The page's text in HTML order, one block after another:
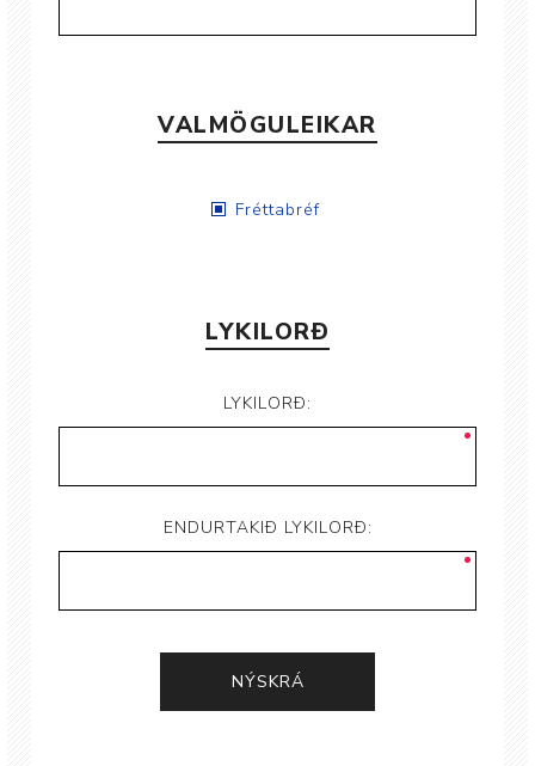
VALMÖGULEIKAR
Fréttabréf
LYKILORÐ
LYKILORÐ:
ENDURTAKIÐ LYKILORÐ: